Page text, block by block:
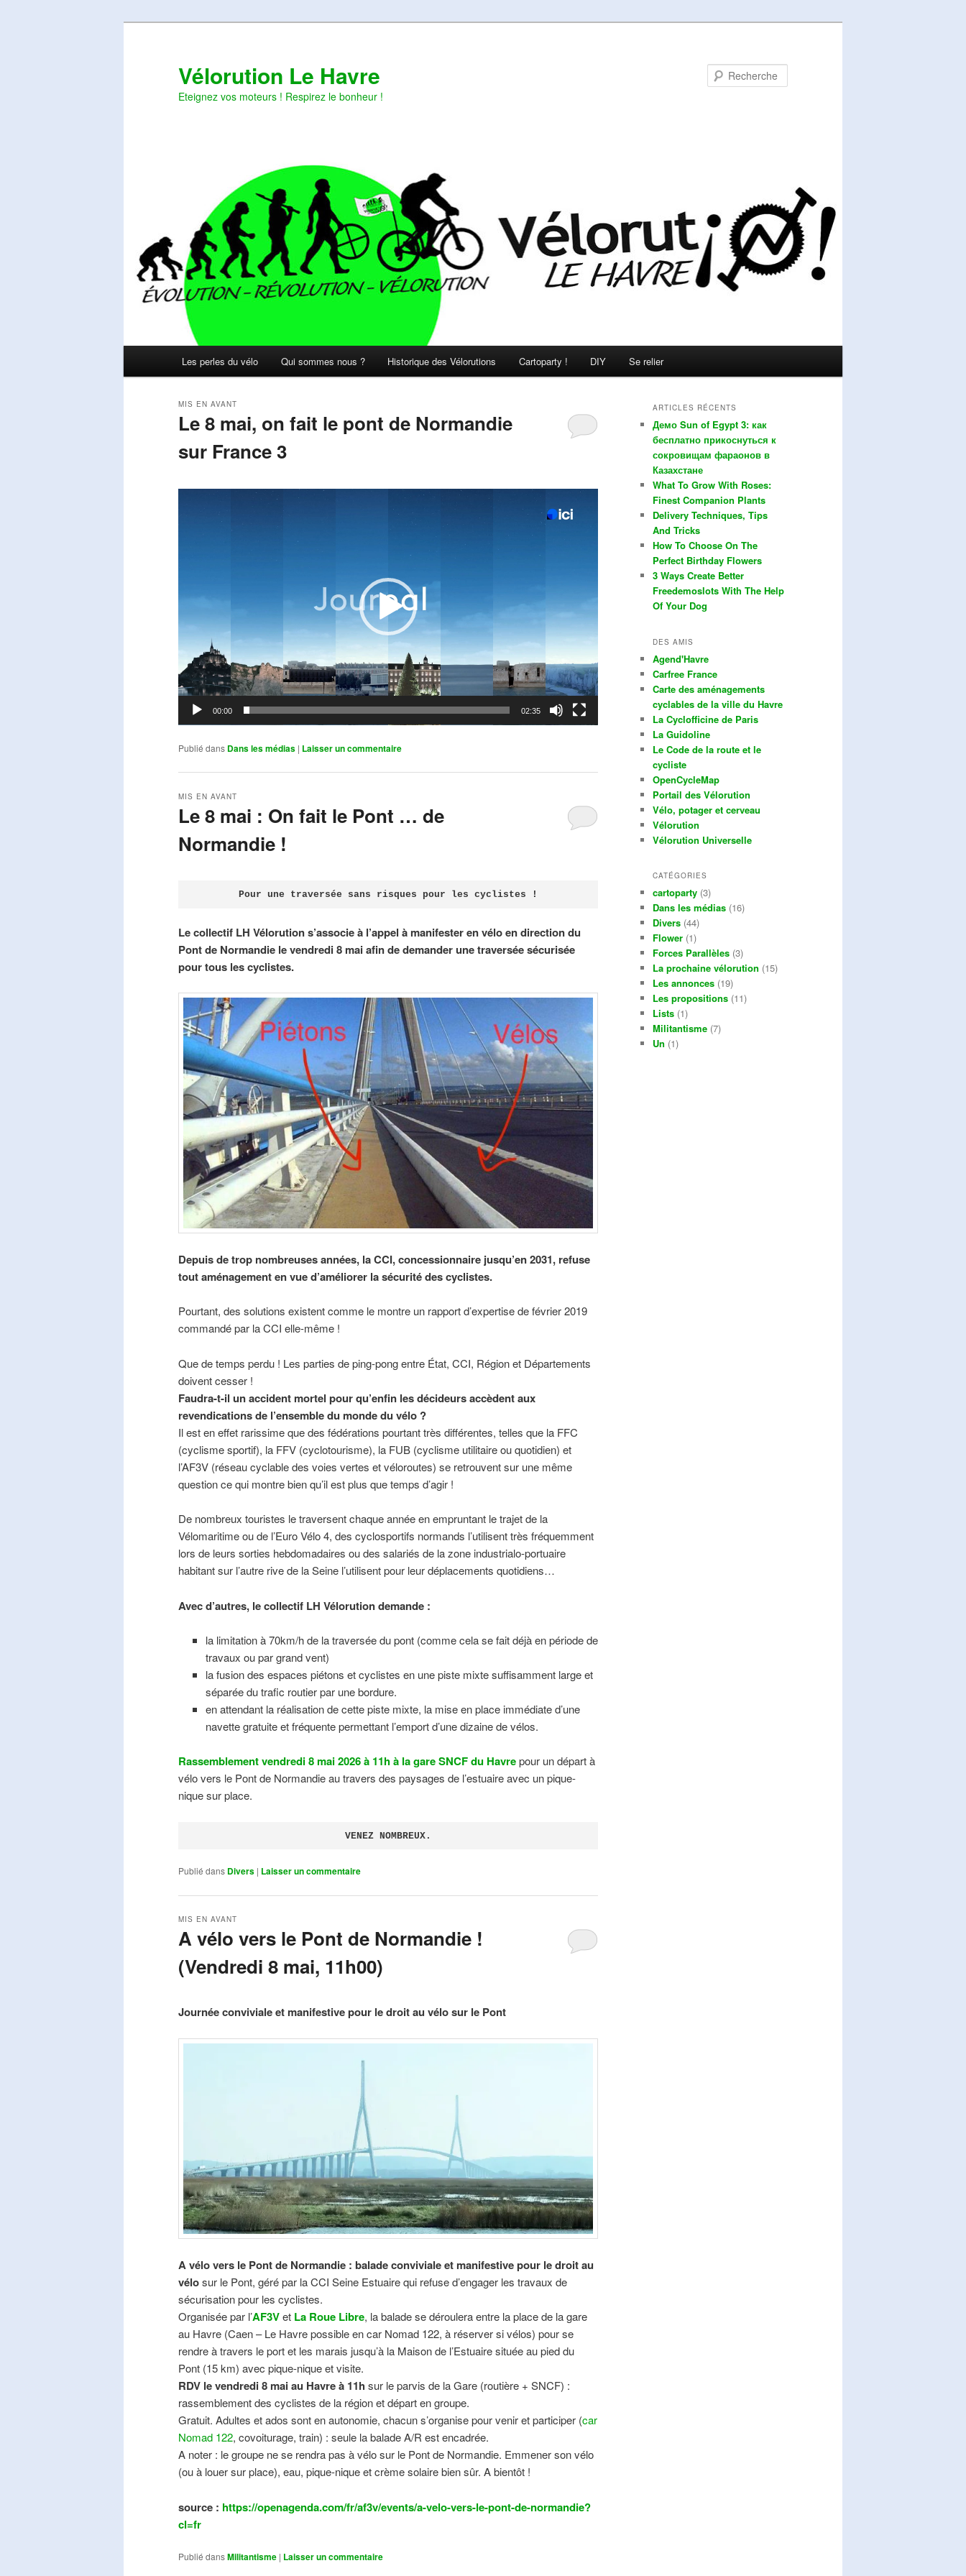
Vélorution Le Havre
Eteignez vos moteurs ! Respirez le bonheur !
Les perles du vélo Qui sommes nous ? Historique des Vélorutions Cartoparty ! DIY Se relier
Le 8 mai, on fait le pont de Normandie
sur France 3
MIS EN AVANT
00:00 02:35
Publié dans Dans les médias | Laisser un commentaire
Le 8 mai : On fait le Pont … de
Normandie !
MIS EN AVANT
Pour une traversée sans risques pour les cyclistes !
Le collectif LH Vélorution s’associe à l’appel à manifester en vélo en direction du
Pont de Normandie le vendredi 8 mai afin de demander une traversée sécurisée
pour tous les cyclistes.
Depuis de trop nombreuses années, la CCI, concessionnaire jusqu’en 2031, refuse
tout aménagement en vue d’améliorer la sécurité des cyclistes.
Pourtant, des solutions existent comme le montre un rapport d’expertise de février 2019
commandé par la CCI elle-même !
Que de temps perdu ! Les parties de ping-pong entre État, CCI, Région et Départements
doivent cesser !
Faudra-t-il un accident mortel pour qu’enfin les décideurs accèdent aux
revendications de l’ensemble du monde du vélo ?
Il est en effet rarissime que des fédérations pourtant très différentes, telles que la FFC
(cyclisme sportif), la FFV (cyclotourisme), la FUB (cyclisme utilitaire ou quotidien) et
l’AF3V (réseau cyclable des voies vertes et véloroutes) se retrouvent sur une même
question ce qui montre bien qu’il est plus que temps d’agir !
De nombreux touristes le traversent chaque année en empruntant le trajet de la
Vélomaritime ou de l’Euro Vélo 4, des cyclosportifs normands l’utilisent très fréquemment
lors de leurs sorties hebdomadaires ou des salariés de la zone industrialo-portuaire
habitant sur l’autre rive de la Seine l’utilisent pour leur déplacements quotidiens…
Avec d’autres, le collectif LH Vélorution demande :
la limitation à 70km/h de la traversée du pont (comme cela se fait déjà en période de
travaux ou par grand vent)
la fusion des espaces piétons et cyclistes en une piste mixte suffisamment large et
séparée du trafic routier par une bordure.
en attendant la réalisation de cette piste mixte, la mise en place immédiate d’une
navette gratuite et fréquente permettant l’emport d’une dizaine de vélos.
Rassemblement vendredi 8 mai 2026 à 11h à la gare SNCF du Havrepour un départ à
vélo vers le Pont de Normandie au travers des paysages de l’estuaire avec un pique-
nique sur place.
VENEZ NOMBREUX.
Publié dans Divers | Laisser un commentaire
A vélo vers le Pont de Normandie !
(Vendredi 8 mai, 11h00)
MIS EN AVANT
Journée conviviale et manifestive pour le droit au vélo sur le Pont
A vélo vers le Pont de Normandie : balade conviviale et manifestivepour le droit au
vélosur le Pont, géré par la CCI Seine Estuaire qui refuse d’engager les travaux de
sécurisation pour les cyclistes.
Organisée par l’AF3Vet La Roue Libre, la balade se déroulera entre la place de la gare
au Havre (Caen – Le Havre possible en car Nomad 122, à réserver si vélos) pour se
rendre à travers le port et les marais jusqu’à la Maison de l’Estuaire située au pied du
Pont (15 km) avec pique-nique et visite.
RDV le vendredi 8 mai au Havre à 11h sur le parvis de la Gare (routière + SNCF) :
rassemblement des cyclistes de la région et départ en groupe.
Gratuit. Adultes et ados sont en autonomie, chacun s’organise pour venir et participer (car
Nomad 122, covoiturage, train) : seule la balade A/R est encadrée.
A noter : le groupe ne se rendra pas à vélo sur le Pont de Normandie. Emmener son vélo
(ou à louer sur place), eau, pique-nique et crème solaire bien sûr. A bientôt !
source : https://openagenda.com/fr/af3v/events/a-velo-vers-le-pont-de-normandie?
cl=fr
Publié dansMilitantisme | Laisser un commentaire
ARTICLES RÉCENTS
Демо Sun of Egypt 3: как
бесплатно прикоснуться к
сокровищам фараонов в
Казахстане
What To Grow With Roses:
Finest Companion Plants
Delivery Techniques, Tips
And Tricks
How To Choose On The
Perfect Birthday Flowers
3 Ways Create Better
Freedemoslots With The Help
Of Your Dog
DES AMIS
Agend'Havre
Carfree France
Carte des aménagements
cyclables de la ville du Havre
La Cyclofficine de Paris
La Guidoline
Le Code de la route et le
cycliste
OpenCycleMap
Portail des Vélorution
Vélo, potager et cerveau
Vélorution
Vélorution Universelle
CATÉGORIES
cartoparty (3)
Dans les médias (16)
Divers (44)
Flower (1)
Forces Parallèles (3)
La prochaine vélorution (15)
Les annonces (19)
Les propositions (11)
Lists (1)
Militantisme (7)
Un (1)